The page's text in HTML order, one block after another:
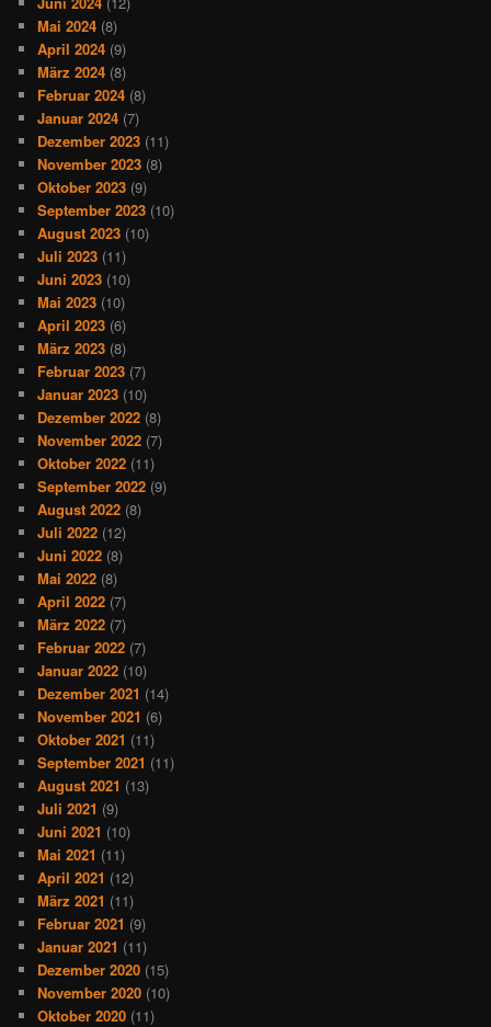
Mai 2024 (8)
April 2024 (9)
März 2024 (8)
Februar 2024 (8)
Januar 2024 (7)
Dezember 2023 (11)
November 2023 (8)
Oktober 2023 (9)
September 2023 (10)
August 2023 (10)
Juli 2023 (11)
Juni 2023 (10)
Mai 2023 (10)
April 2023 (6)
März 2023 (8)
Februar 2023 (7)
Januar 2023 (10)
Dezember 2022 (8)
November 2022 (7)
Oktober 2022 (11)
September 2022 (9)
August 2022 (8)
Juli 2022 (12)
Juni 2022 (8)
Mai 2022 (8)
April 2022 (7)
März 2022 (7)
Februar 2022 (7)
Januar 2022 (10)
Dezember 2021 (14)
November 2021 (6)
Oktober 2021 (11)
September 2021 (11)
August 2021 (13)
Juli 2021 (9)
Juni 2021 (10)
Mai 2021 (11)
April 2021 (12)
März 2021 (11)
Februar 2021 (9)
Januar 2021 (11)
Dezember 2020 (15)
November 2020 (10)
Oktober 2020 (11)